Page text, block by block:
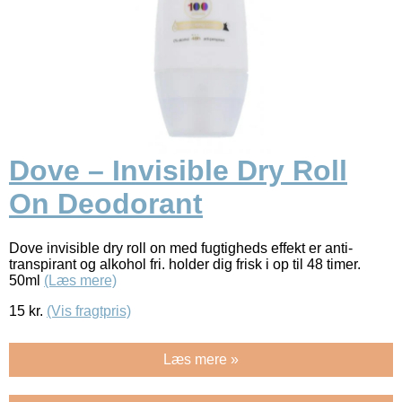
Dove – Invisible Dry Roll
On Deodorant
Dove invisible dry roll on med fugtigheds effekt er anti-
transpirant og alkohol fri. holder dig frisk i op til 48 timer.
50ml (Læs mere)
15 kr. (Vis fragtpris)
Læs mere »